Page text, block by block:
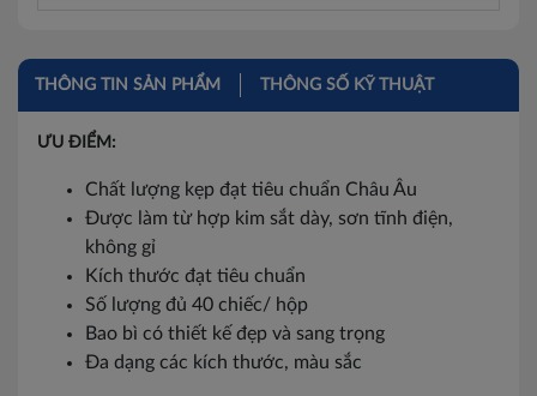
THÔNG TIN SẢN PHẨM THÔNG SỐ KỸ THUẬT
ƯU ĐIỂM:
Chất lượng kẹp đạt tiêu chuẩn Châu Âu
Được làm từ hợp kim sắt dày, sơn tĩnh điện,
không gỉ
Kích thước đạt tiêu chuẩn
Số lượng đủ 40 chiếc/ hộp
Bao bì có thiết kế đẹp và sang trọng
Đa dạng các kích thước, màu sắc